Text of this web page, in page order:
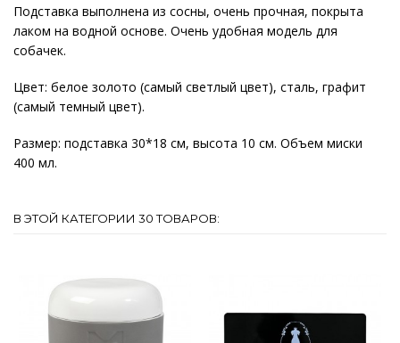
Подставка выполнена из сосны, очень прочная, покрыта
лаком на водной основе. Очень удобная модель для
собачек.
Цвет: белое золото (самый светлый цвет), сталь, графит
(самый темный цвет).
Размер: подставка 30*18 см, высота 10 см. Объем миски
400 мл.
В ЭТОЙ КАТЕГОРИИ 30 ТОВАРОВ: